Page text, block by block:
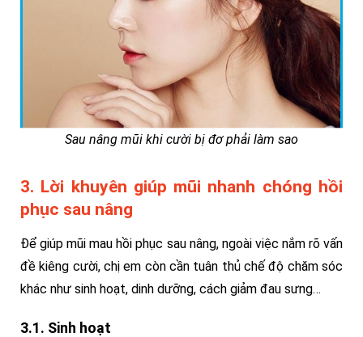
Sau nâng mũi khi cười bị đơ phải làm sao
3. Lời khuyên giúp mũi nhanh chóng hồi
phục sau nâng
Để giúp mũi mau hồi phục sau nâng, ngoài việc nắm rõ vấn
đề kiêng cười, chị em còn cần tuân thủ chế độ chăm sóc
khác như sinh hoạt, dinh dưỡng, cách giảm đau sưng…
3.1. Sinh hoạt